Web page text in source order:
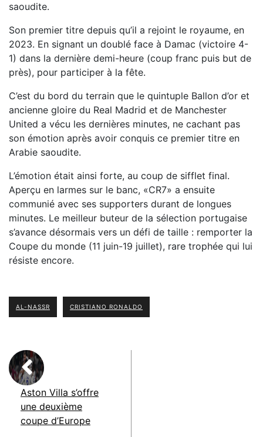
saoudite.
Son premier titre depuis qu’il a rejoint le royaume, en
2023. En signant un doublé face à Damac (victoire 4-
1) dans la dernière demi-heure (coup franc puis but de
près), pour participer à la fête.
C’est du bord du terrain que le quintuple Ballon d’or et
ancienne gloire du Real Madrid et de Manchester
United a vécu les dernières minutes, ne cachant pas
son émotion après avoir conquis ce premier titre en
Arabie saoudite.
L’émotion était ainsi forte, au coup de sifflet final.
Aperçu en larmes sur le banc, «CR7» a ensuite
communié avec ses supporters durant de longues
minutes. Le meilleur buteur de la sélection portugaise
s’avance désormais vers un défi de taille : remporter la
Coupe du monde (11 juin-19 juillet), rare trophée qui lui
résiste encore.
AL-NASSR CRISTIANO RONALDO
Aston Villa s’offre
une deuxième
coupe d’Europe